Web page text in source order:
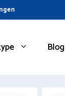
Blog